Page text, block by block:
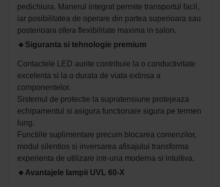
pedichiura. Manerul integrat permite transportul facil,
iar posibilitatea de operare din partea superioara sau
posterioara ofera flexibilitate maxima in salon.
🔸 Siguranta si tehnologie premium
Contactele LED aurite contribuie la o conductivitate
excelenta si la o durata de viata extinsa a
componentelor.
Sistemul de protectie la supratensiune protejeaza
echipamentul si asigura functionare sigura pe termen
lung.
Functiile suplimentare precum blocarea comenzilor,
modul silentios si inversarea afisajului transforma
experienta de utilizare intr-una moderna si intuitiva.
🔸 Avantajele lampii UVL 60-X